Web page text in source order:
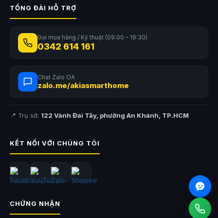
sự yên tĩnh như phòng ngủ, phòng đọc sách hoặc khu vực làm việc cá
nhân.
Tích hợp đèn ngủ LED và khuếch tán tinh dầu tiện lợi
TỔNG ĐÀI HỖ TRỢ
Gọi mua hàng / Kỹ thuật (09:00 – 19:30)
0342 614 161
Chat Zalo OA
zalo.me/akiasmarthome
📍 Trụ sở: 122 Vành Đai Tây, phường An Khánh, TP.HCM
KẾT NỐI VỚI CHÚNG TÔI
CHỨNG NHẬN